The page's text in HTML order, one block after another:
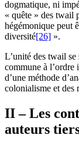
dogmatique, ni
« quête » des twail
hégémonique peut
diversité[26] ».
L’unité des twail se
commune à l’ordre
d’une méthode
colonialisme et des
II – Les
auteurs